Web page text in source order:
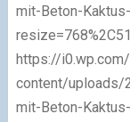
mit-Beton-
https://
content/uploads/
mit-Beton-